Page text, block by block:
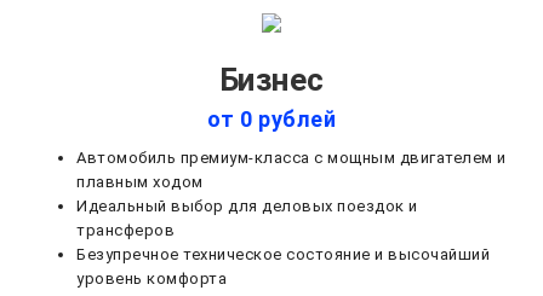
Бизнес
от 0 рублей
Автомобиль премиум-класса с мощным двигателем и
плавным ходом
Идеальный выбор для деловых поездок и
трансферов
Безупречное техническое состояние и высочайший
уровень комфорта